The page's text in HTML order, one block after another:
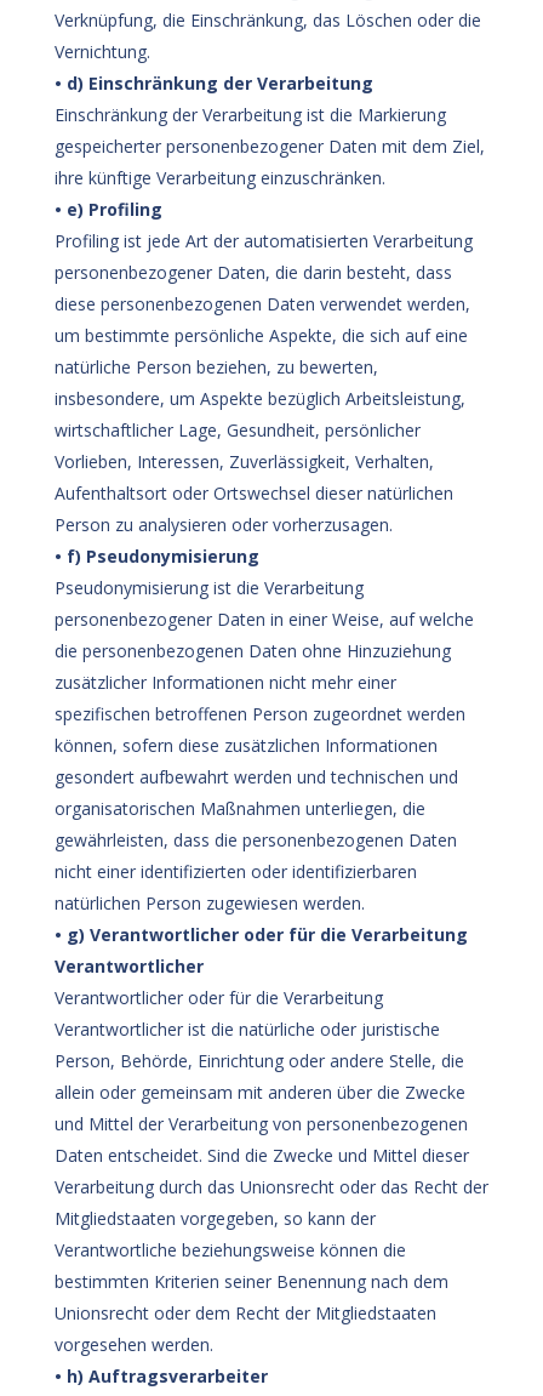
Verknüpfung, die Einschränkung, das Löschen oder die
Vernichtung.
• d) Einschränkung der Verarbeitung
Einschränkung der Verarbeitung ist die Markierung
gespeicherter personenbezogener Daten mit dem Ziel,
ihre künftige Verarbeitung einzuschränken.
• e) Profiling
Profiling ist jede Art der automatisierten Verarbeitung
personenbezogener Daten, die darin besteht, dass
diese personenbezogenen Daten verwendet werden,
um bestimmte persönliche Aspekte, die sich auf eine
natürliche Person beziehen, zu bewerten,
insbesondere, um Aspekte bezüglich Arbeitsleistung,
wirtschaftlicher Lage, Gesundheit, persönlicher
Vorlieben, Interessen, Zuverlässigkeit, Verhalten,
Aufenthaltsort oder Ortswechsel dieser natürlichen
Person zu analysieren oder vorherzusagen.
• f) Pseudonymisierung
Pseudonymisierung ist die Verarbeitung
personenbezogener Daten in einer Weise, auf welche
die personenbezogenen Daten ohne Hinzuziehung
zusätzlicher Informationen nicht mehr einer
spezifischen betroffenen Person zugeordnet werden
können, sofern diese zusätzlichen Informationen
gesondert aufbewahrt werden und technischen und
organisatorischen Maßnahmen unterliegen, die
gewährleisten, dass die personenbezogenen Daten
nicht einer identifizierten oder identifizierbaren
natürlichen Person zugewiesen werden.
• g) Verantwortlicher oder für die Verarbeitung
Verantwortlicher
Verantwortlicher oder für die Verarbeitung
Verantwortlicher ist die natürliche oder juristische
Person, Behörde, Einrichtung oder andere Stelle, die
allein oder gemeinsam mit anderen über die Zwecke
und Mittel der Verarbeitung von personenbezogenen
Daten entscheidet. Sind die Zwecke und Mittel dieser
Verarbeitung durch das Unionsrecht oder das Recht der
Mitgliedstaaten vorgegeben, so kann der
Verantwortliche beziehungsweise können die
bestimmten Kriterien seiner Benennung nach dem
Unionsrecht oder dem Recht der Mitgliedstaaten
vorgesehen werden.
• h) Auftragsverarbeiter